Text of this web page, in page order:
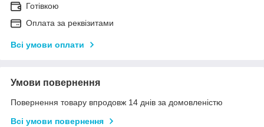
Готівкою
Оплата за реквізитами
Всі умови оплати
Умови повернення
Повернення товару впродовж 14 днів за домовленістю
Всі умови повернення